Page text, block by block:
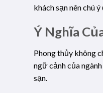
khách sạn nên chú
Ý Nghĩa
Phong thủy không
ngữ cảnh của
sạn.